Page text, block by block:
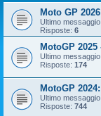
Moto GP 2026
Ultimo
Risposte: 6
MotoGP
Ultimo
Risposte: 174
MotoGP
Ultimo
Risposte: 744